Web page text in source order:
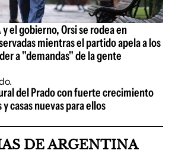
el gobierno, Orsi se rodea en
mientras el partido apela a los
a "demandas" de la gente
del Prado con fuerte crecimiento
casas nuevas para ellos
DE ARGENTINA